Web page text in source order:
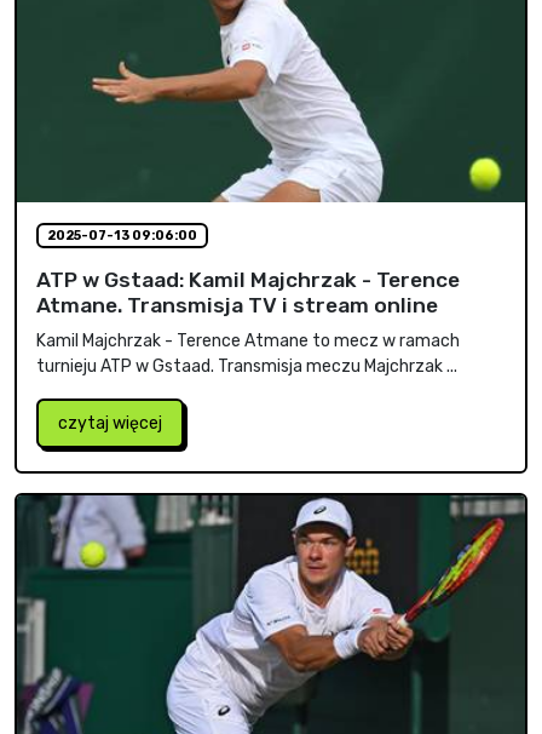
2025-07-13 09:06:00
ATP w Gstaad: Kamil Majchrzak - Terence
Atmane. Transmisja TV i stream online
Kamil Majchrzak - Terence Atmane to mecz w ramach
turnieju ATP w Gstaad. Transmisja meczu Majchrzak ...
czytaj więcej